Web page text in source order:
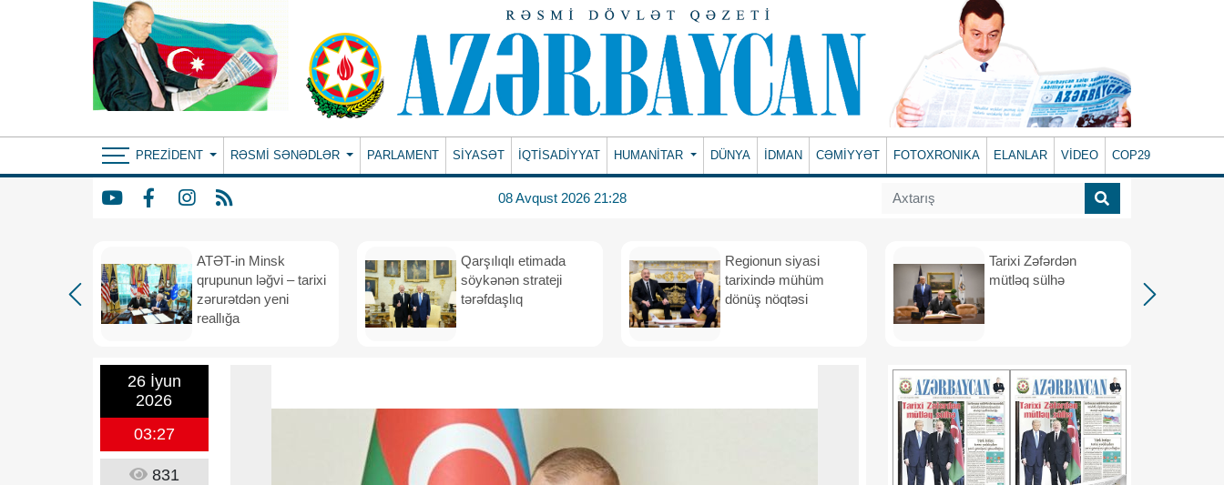
PREZIDENT RƏSMI SƏNƏDLƏR PARLAMENT SİYASƏT İQTİSADİYYAT HUMANITAR DÜNYA İDMAN CƏMİYYƏT FOTOXRONIKA ELANLAR VİDEO COP29
08 Avqust 2026 21:28
ATƏT-in Minsk
qrupunun ləğvi – tarixi
zərurətdən yeni
reallığa
Qarşılıqlı etimada
söykənən strateji
tərəfdaşlıq
Regionun siyasi
tarixində mühüm
dönüş nöqtəsi
Tarixi Zəfərdən
mütləq sülhə
26 İyun
2026
03:27
831